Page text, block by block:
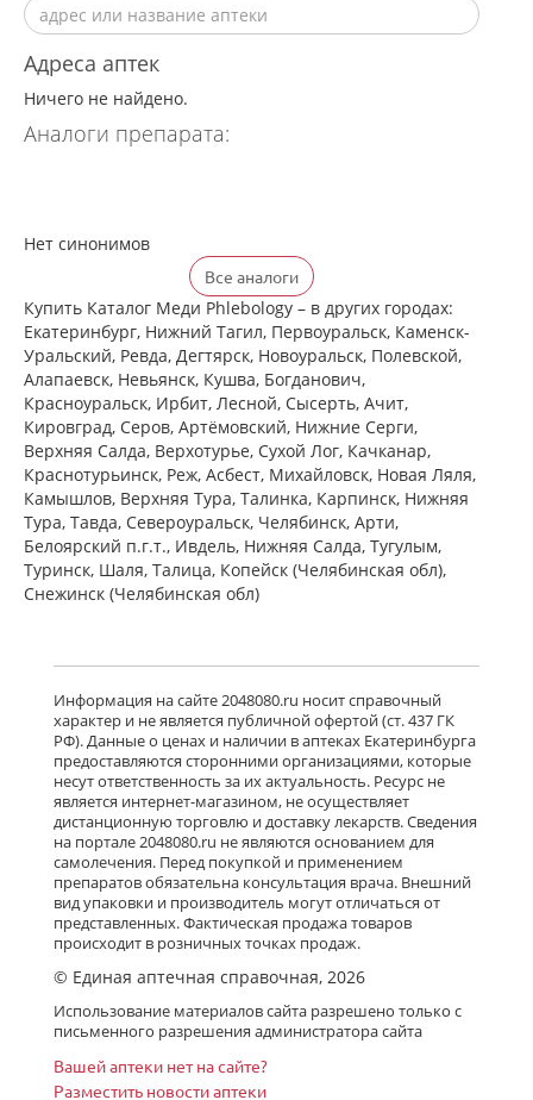
Адреса аптек
Ничего не найдено.
Аналоги препарата:
Нет синонимов
Все аналоги
Купить Каталог Меди Phlebology – в других городах:
Екатеринбург, Нижний Тагил, Первоуральск, Каменск-
Уральский, Ревда, Дегтярск, Новоуральск, Полевской,
Алапаевск, Невьянск, Кушва, Богданович,
Красноуральск, Ирбит, Лесной, Сысерть, Ачит,
Кировград, Серов, Артёмовский, Нижние Cерги,
Верхняя Салда, Верхотурье, Сухой Лог, Качканар,
Краснотурьинск, Реж, Асбест, Михайловск, Новая Ляля,
Камышлов, Верхняя Тура, Талинка, Карпинск, Нижняя
Тура, Тавда, Североуральск, Челябинск, Арти,
Белоярский п.г.т., Ивдель, Нижняя Салда, Тугулым,
Туринск, Шаля, Талица, Копейск (Челябинская обл),
Снежинск (Челябинская обл)
Информация на сайте 2048080.ru носит справочный
характер и не является публичной офертой (ст. 437 ГК
РФ). Данные о ценах и наличии в аптеках Екатеринбурга
предоставляются сторонними организациями, которые
несут ответственность за их актуальность. Ресурс не
является интернет-магазином, не осуществляет
дистанционную торговлю и доставку лекарств. Сведения
на портале 2048080.ru не являются основанием для
самолечения. Перед покупкой и применением
препаратов обязательна консультация врача. Внешний
вид упаковки и производитель могут отличаться от
представленных. Фактическая продажа товаров
происходит в розничных точках продаж.
© Единая аптечная справочная, 2026
Использование материалов сайта разрешено только с
письменного разрешения администратора сайта
Вашей аптеки нет на сайте?
Разместить новости аптеки